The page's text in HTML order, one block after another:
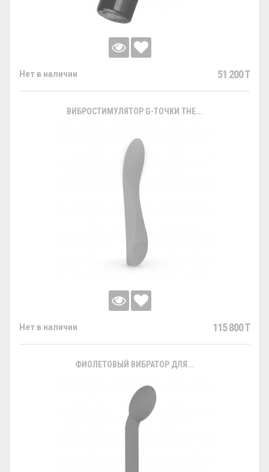
Нет в наличии 51 200 T
ВИБРОСТИМУЛЯТОР G-ТОЧКИ THE...
Нет в наличии 115 800 T
ФИОЛЕТОВЫЙ ВИБРАТОР ДЛЯ...